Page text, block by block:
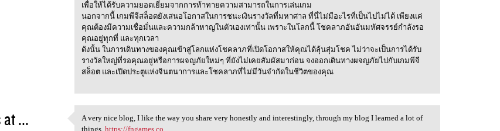
เพื่อให้ได้รับความยอดเยี่ยมจากการท้าทายความสามารถในการเล่นเกม
นอกจากนี้ เกมพีจีสล็อตยังเสนอโอกาสในการชนะเงินรางวัลที่มหาศาล ที่นี่ไม่มีอะไรที่เป็นไปไม่ได้ เพียงแค่
คุณต้องมีความเชื่อมั่นและความกล้าหาญในตัวเองเท่านั้น เพราะในโลกนี้ โชคลาภอันอันมหัศจรรย์กำลังรอ
คุณอยู่ทุกที่ และทุกเวลา
ดังนั้น ในการเดินทางของคุณเข้าสู่โลกแห่งโชคลาภที่เปิดโอกาสให้คุณได้ลุ้นสุ่มโชค ไม่ว่าจะเป็นการได้รับ
รางวัลใหญ่ที่รอคุณอยู่หรือการผจญภัยใหม่ๆ ที่ยังไม่เคยสัมผัสมาก่อน จงออกเดินทางผจญภัยไปกับเกมพีจี
สล็อต และเปิดประตูแห่งจินตนาการและโชคลาภที่ไม่มีวันจำกัดในชีวิตของคุณ
... A very nice blog, I like the
A very nice blog, I like the way you share very honestly and interestingly, through my blog I learned a lot of
things.https://fngames.co